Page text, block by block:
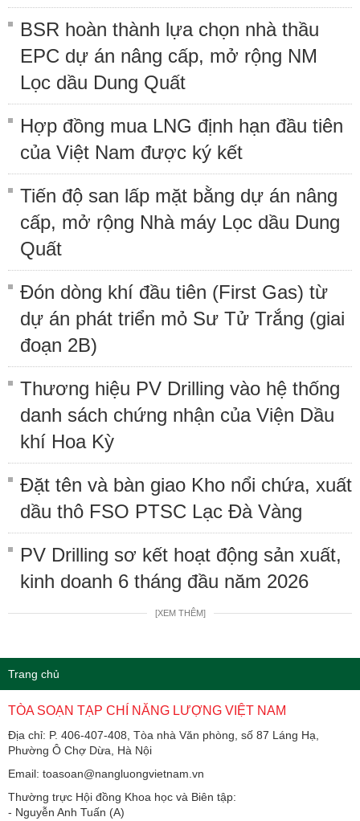
BSR hoàn thành lựa chọn nhà thầu
EPC dự án nâng cấp, mở rộng NM
Lọc dầu Dung Quất
Hợp đồng mua LNG định hạn đầu tiên
của Việt Nam được ký kết
Tiến độ san lấp mặt bằng dự án nâng
cấp, mở rộng Nhà máy Lọc dầu Dung
Quất
Đón dòng khí đầu tiên (First Gas) từ
dự án phát triển mỏ Sư Tử Trắng (giai
đoạn 2B)
Thương hiệu PV Drilling vào hệ thống
danh sách chứng nhận của Viện Dầu
khí Hoa Kỳ
Đặt tên và bàn giao Kho nổi chứa, xuất
dầu thô FSO PTSC Lạc Đà Vàng
PV Drilling sơ kết hoạt động sản xuất,
kinh doanh 6 tháng đầu năm 2026
[XEM THÊM]
Trang chủ
TÒA SOẠN TẠP CHÍ NĂNG LƯỢNG VIỆT NAM
Địa chỉ: P. 406-407-408, Tòa nhà Văn phòng, số 87 Láng Hạ,
Phường Ô Chợ Dừa, Hà Nội
Email: toasoan@nangluongvietnam.vn
Thường trực Hội đồng Khoa học và Biên tập:
​​​​​​- Nguyễn Anh Tuấn (A)